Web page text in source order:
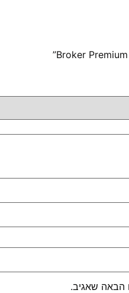
הבאה שאגיב.